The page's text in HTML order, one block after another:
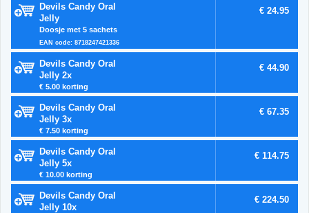
Devils Candy Oral
Jelly
Doosje met 5 sachets
EAN code: 8718247421336
€ 24.95
Devils Candy Oral
Jelly 2x
€ 5.00 korting
€ 44.90
Devils Candy Oral
Jelly 3x
€ 7.50 korting
€ 67.35
Devils Candy Oral
Jelly 5x
€ 10.00 korting
€ 114.75
Devils Candy Oral
Jelly 10x
€ 224.50